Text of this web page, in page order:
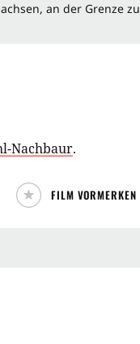
an der Grenze zu
Nachbaur.
FILM VORMERKEN